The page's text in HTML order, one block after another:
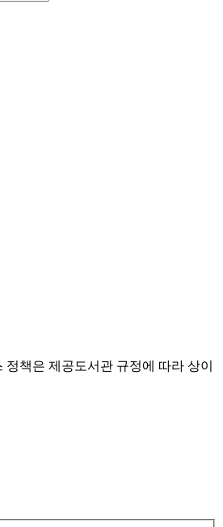
책은 제공도서관 규정에 따라 상이